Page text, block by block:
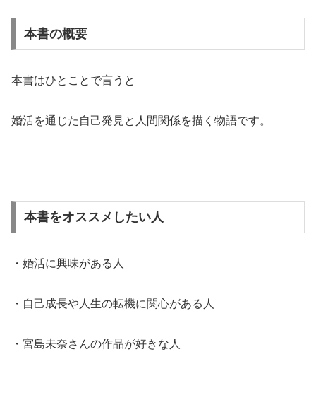
本書の概要
本書はひとことで言うと
婚活を通じた自己発見と人間関係を描く物語です。
本書をオススメしたい人
・婚活に興味がある人
・自己成長や人生の転機に関心がある人
・宮島未奈さんの作品が好きな人